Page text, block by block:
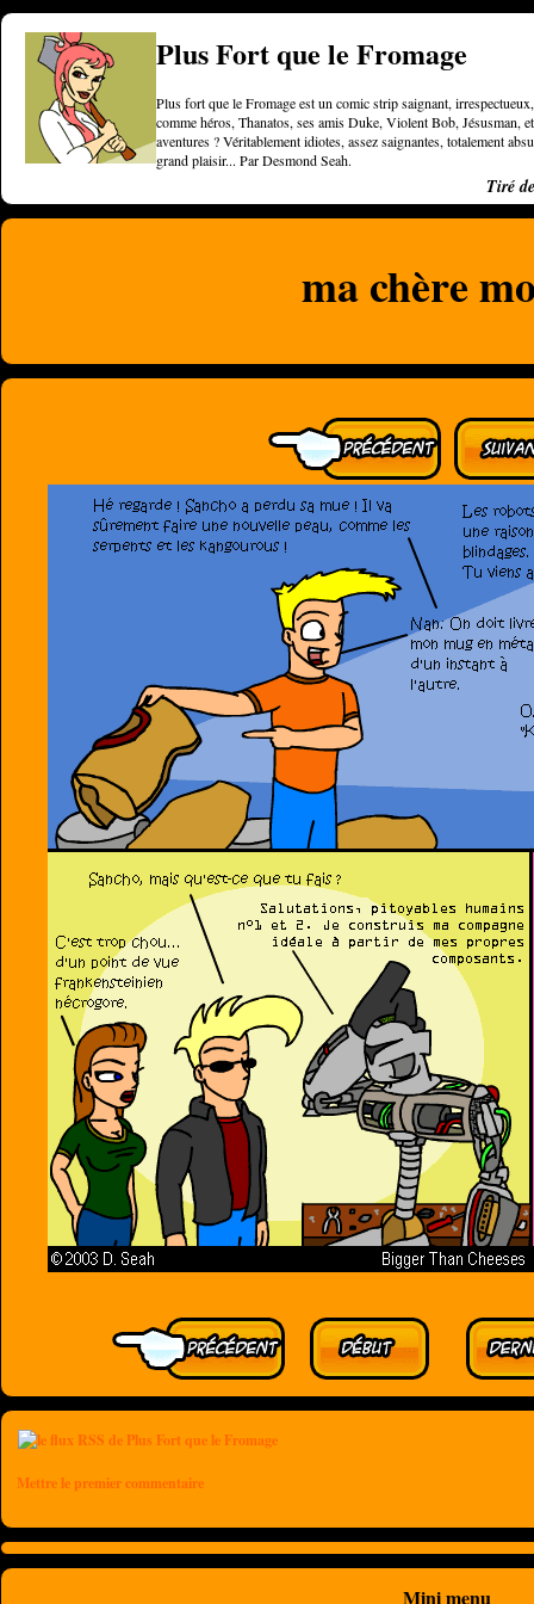
Plus Fort que le Fromage
Plus fort que le Fromage est un comic strip saignant,
comme héros, Thanatos, ses amis Duke, Violent Bob, Jésusman,
aventures ? Véritablement idiotes, assez saignantes, totalement
grand plaisir... Par Desmond Seah.
Tiré
ma chère
Mettre le premier commentaire
Mini menu